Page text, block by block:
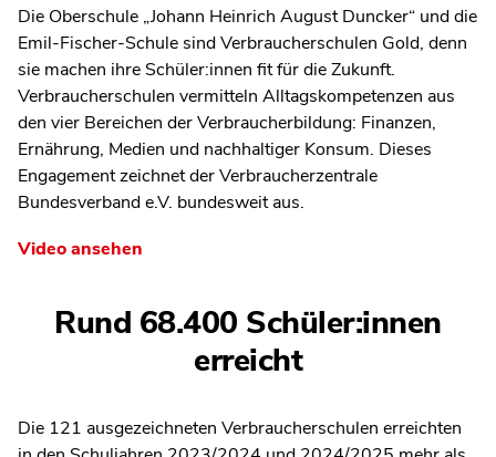
Die Oberschule „Johann Heinrich August Duncker“ und die
Emil-Fischer-Schule sind Verbraucherschulen Gold, denn
sie machen ihre Schüler:innen fit für die Zukunft.
Verbraucherschulen vermitteln Alltagskompetenzen aus
den vier Bereichen der Verbraucherbildung: Finanzen,
Ernährung, Medien und nachhaltiger Konsum. Dieses
Engagement zeichnet der Verbraucherzentrale
Bundesverband e.V. bundesweit aus.
Video ansehen
Rund 68.400 Schüler:innen
erreicht
Die 121 ausgezeichneten Verbraucherschulen erreichten